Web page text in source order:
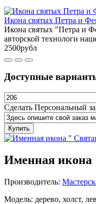
Икона святых Петра и
Икона святых "Петра и
авторской технологи
2500рубл
Доступные
Сделать Персональный
Купить
Именная икона
Производитель:
Модель: дерево, холст,